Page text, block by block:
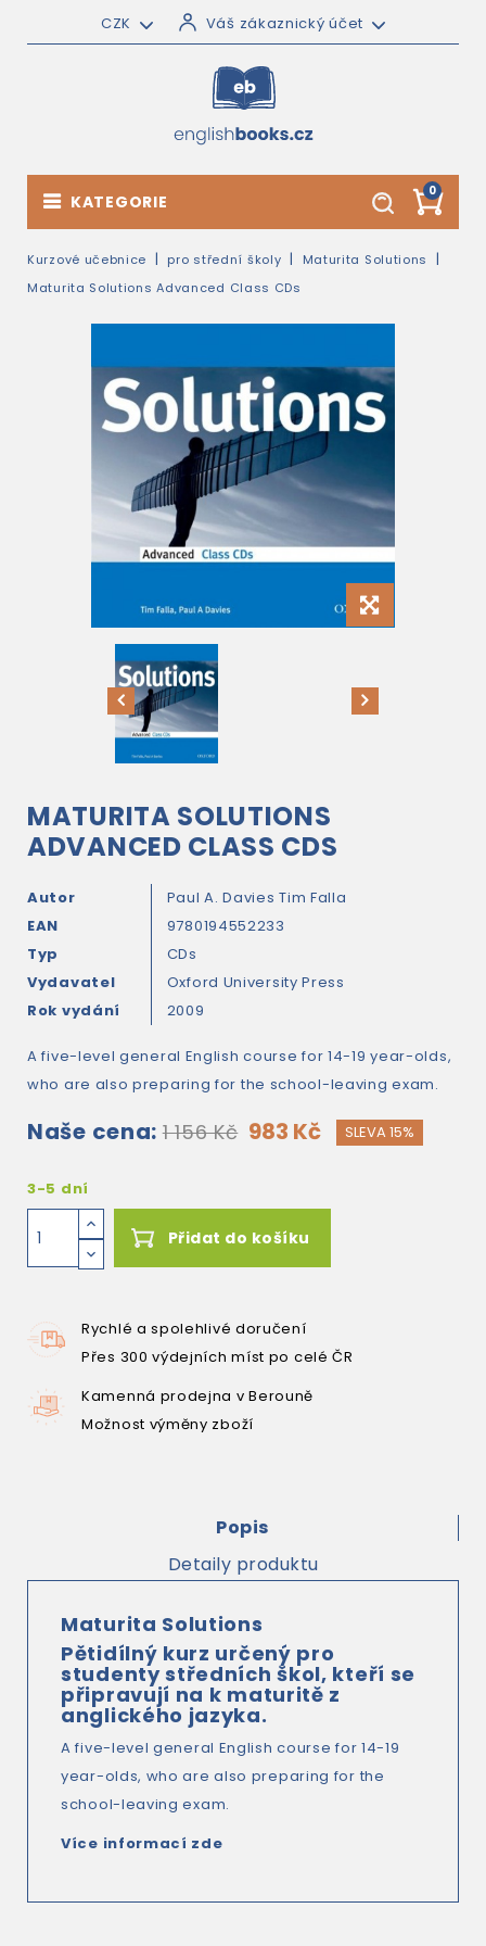
CZK Váš zákaznický účet
0
KATEGORIE
Kurzové učebnice pro střední školy
Maturita Solutions
Maturita Solutions Advanced Class CDs
MATURITA SOLUTIONS
ADVANCED CLASS CDS
Autor Paul A. DaviesTim Falla
EAN
9780194552233
Typ
CDs
Vydavatel
Oxford University Press
Rok vydání
2009
A five-level general English course for 14-19 year-olds,
who are also preparing for the school-leaving exam.
Naše cena: 1 156 Kč 983 Kč SLEVA 15%
3-5 dní
Přidat do košíku
Rychlé a spolehlivé doručení
Přes 300 výdejních míst po celé ČR
Kamenná prodejna v Berouně
Možnost výměny zboží
Popis
Detaily produktu
Maturita Solutions
Pětidílný kurz určený pro
studenty středních škol, kteří se
připravují na k maturitě z
anglického jazyka.
A five-level general English course for 14-19
year-olds, who are also preparing for the
school-leaving exam.
Více informací zde